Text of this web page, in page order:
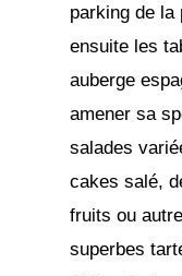
parking de la
ensuite les
auberge
amener sa
salades
cakes salé,
fruits ou
superbes